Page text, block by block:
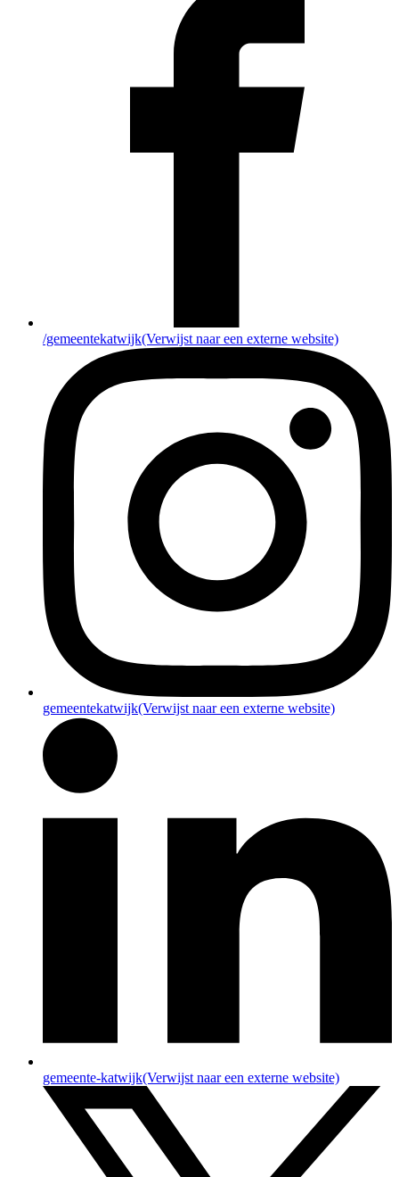
/gemeentekatwijk(Verwijst naar een externe website)
gemeentekatwijk(Verwijst naar een externe website)
gemeente-katwijk(Verwijst naar een externe website)